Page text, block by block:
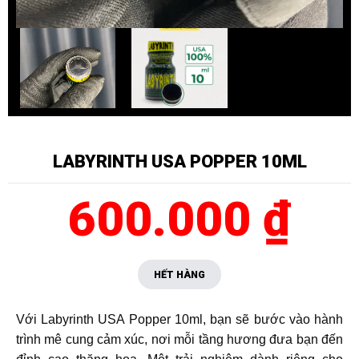
LABYRINTH USA POPPER 10ML
600.000 ₫
HẾT HÀNG
Với Labyrinth USA Popper 10ml, bạn sẽ bước vào hành
trình mê cung cảm xúc, nơi mỗi tầng hương đưa bạn đến